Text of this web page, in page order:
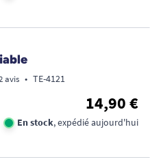
avis • TE-4121
14,90 €
En stock, expédié aujourd'hui